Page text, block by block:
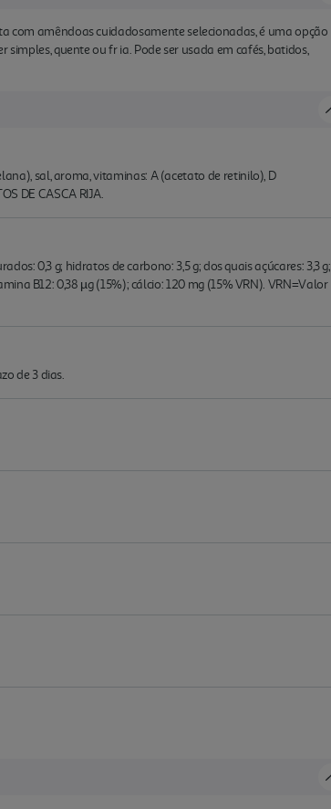
com amêndoas cuidadosamente selecionadas, é uma opção
quente ou fr ia. Pode ser usada em cafés, batidos,
sal, aroma, vitaminas: A (acetato de retinilo), D
DE CASCA RIJA.
0,3 g; hidratos de carbono: 3,5 g; dos quais açúcares: 3,3 g;
B12: 0,38 µg (15%); cálcio: 120 mg (15% VRN). VRN=Valor
de 3 dias.